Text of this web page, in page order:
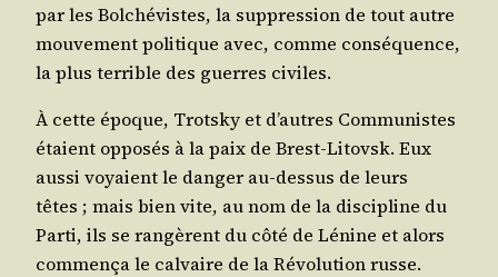
par les Bol­ché­vistes, la sup­pres­sion de tout autre
mou­ve­ment poli­tique avec, comme consé­quence,
la plus ter­rible des guerres civiles.
À cette époque, Trots­ky et d’autres Com­mu­nistes
étaient oppo­sés à la paix de Brest-Litovsk. Eux
aus­si voyaient le dan­ger au-des­sus de leurs
têtes ; mais bien vite, au nom de la dis­ci­pline du
Par­ti, ils se ran­gèrent du côté de Lénine et alors
com­men­ça le cal­vaire de la Révo­lu­tion russe.